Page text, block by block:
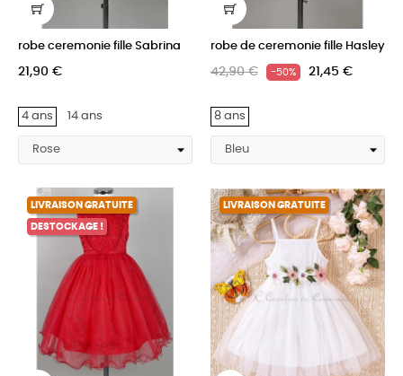
robe ceremonie fille Sabrina
21,90 €
4 ans 14 ans
robe de ceremonie fille Hasley
42,90 € -50% 21,45 €
8 ans
LIVRAISON GRATUITE
DESTOCKAGE !
LIVRAISON GRATUITE